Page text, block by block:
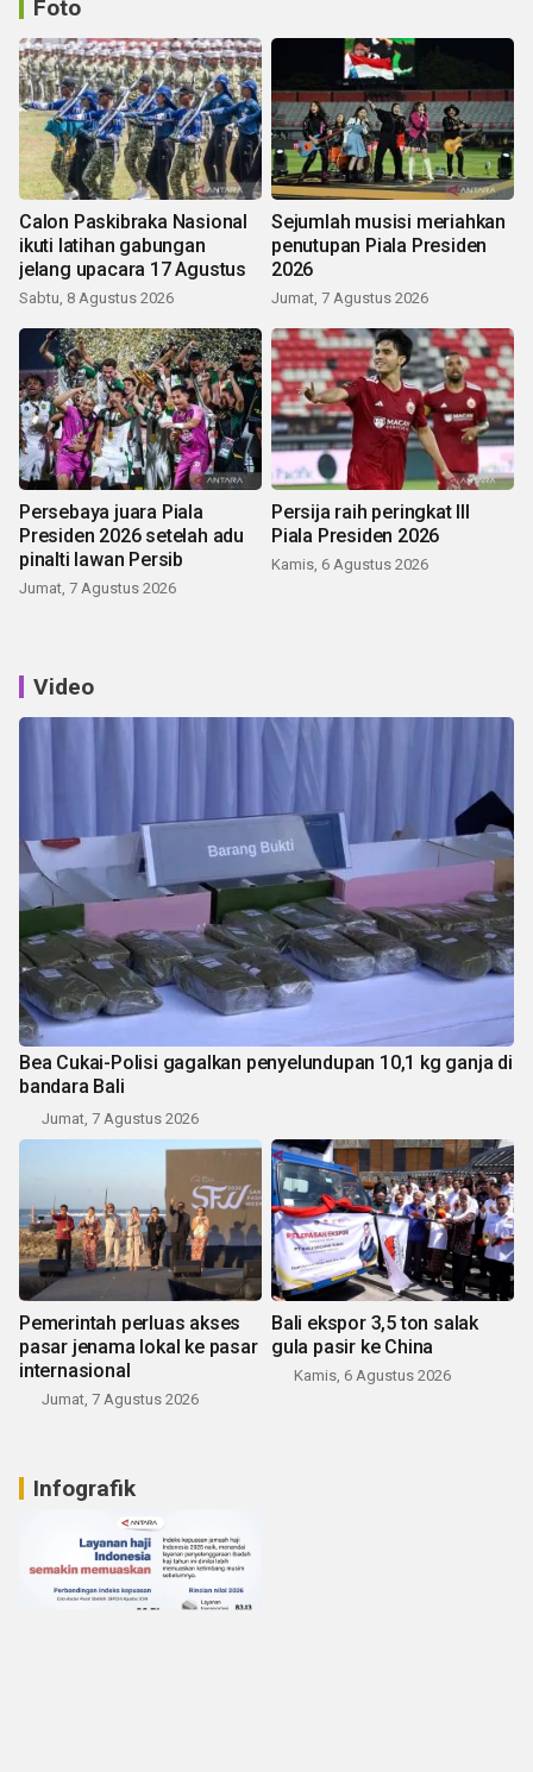
Foto
Calon Paskibraka Nasional
ikuti latihan gabungan
jelang upacara 17 Agustus
Sabtu, 8 Agustus 2026
Sejumlah musisi meriahkan
penutupan Piala Presiden
2026
Jumat, 7 Agustus 2026
Persebaya juara Piala
Presiden 2026 setelah adu
pinalti lawan Persib
Jumat, 7 Agustus 2026
Persija raih peringkat III
Piala Presiden 2026
Kamis, 6 Agustus 2026
Video
Bea Cukai-Polisi gagalkan penyelundupan 10,1 kg ganja di
bandara Bali
Jumat, 7 Agustus 2026
Pemerintah perluas akses
pasar jenama lokal ke pasar
internasional
Jumat, 7 Agustus 2026
Bali ekspor 3,5 ton salak
gula pasir ke China
Kamis, 6 Agustus 2026
Infografik